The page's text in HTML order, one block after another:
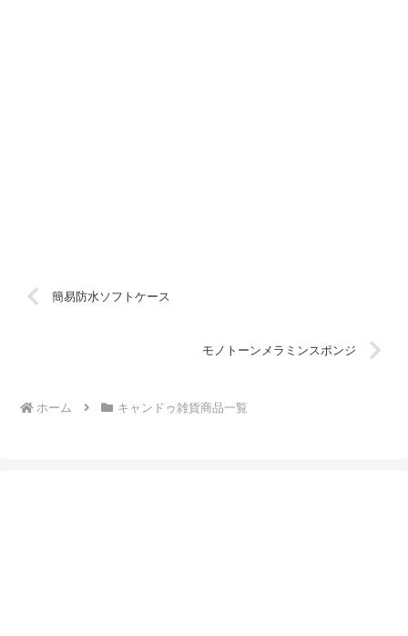
簡易防水ソフトケース
モノトーンメラミンスポンジ
ホーム キャンドゥ雑貨商品一覧